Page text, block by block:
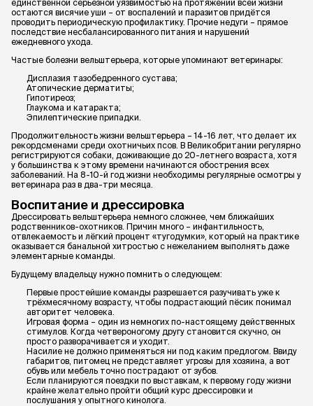
единственной серьёзной уязвимостью на протяжении всей жизни
остаются висячие уши – от воспалений и паразитов придётся
проводить периодическую профилактику. Прочие недуги – прямое
последствие несбалансированного питания и нарушений
ежедневного ухода.
Частые болезни вельштерьера, которые упоминают ветеринары:
Дисплазия тазобедренного сустава;
Атопические дерматиты;
Гипотиреоз;
Глаукома и катаракта;
Эпилептические припадки.
Продолжительность жизни вельштерьера – 14-16 лет, что делает их
рекордсменами среди охотничьих псов. В Великобритании регулярно
регистрируются собаки, доживающие до 20-летнего возраста, хотя
у большинства к этому времени начинаются обострения всех
заболеваний. На 8-10-й год жизни необходимы регулярные осмотры у
ветеринара раз в два-три месяца.
Воспитание и дрессировка
Дрессировать вельштерьера немного сложнее, чем ближайших
родственников-охотников. Причин много – инфантильность,
отвлекаемость и лёгкий процент «тугодумки», который на практике
оказывается банальной хитростью с нежеланием выполнять даже
элементарные команды.
Будущему владельцу нужно помнить о следующем:
Первые простейшие команды разрешается разучивать уже к
трёхмесячному возрасту, чтобы подрастающий пёсик понимал
авторитет человека.
Игровая форма – один из немногих по-настоящему действенных
стимулов. Когда четвероногому другу становится скучно, он
просто разворачивается и уходит.
Насилие не должно применяться ни под каким предлогом. Ввиду
габаритов, питомец не представляет угрозы для хозяина, а вот
обувь или мебель точно пострадают от зубов.
Если планируются поездки по выставкам, к первому году жизни
крайне желательно пройти общий курс дрессировки и
послушания у опытного кинолога.